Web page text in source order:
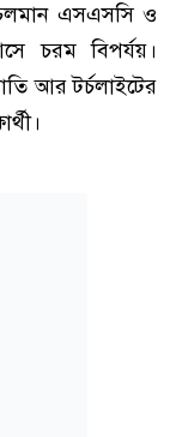
চলমান এসএসসি ও
চরম বিপর্যয়।
আর টর্চলাইটের